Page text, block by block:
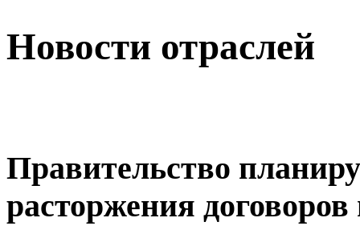
Новости отраслей
Правительство
расторжения